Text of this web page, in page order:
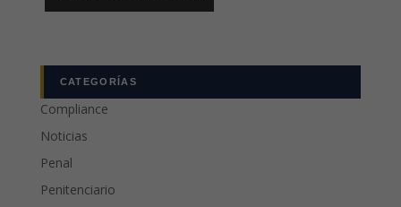
CATEGORÍAS
Compliance
Noticias
Penal
Penitenciario